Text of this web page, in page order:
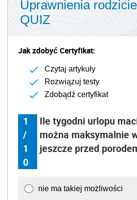
Uprawnienia
QUIZ
Jak zdobyć Certyfikat:
Czytaj artykuły
Rozwiązuj testy
Zdobądź certyfikat
1
/
1
0
Ile tygodni urlopu
można maksymalnie
jeszcze przed
nie ma takiej możliwości